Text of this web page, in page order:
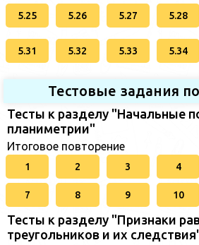
5.25 5.26 5.27 5.28
5.31 5.32 5.33 5.34
Тестовые задания
Тесты к разделу "Начальные
планиметрии"
Итоговое повторение
1 2 3 4
7 8 9 10
Тесты к разделу "Признаки
треугольников и их